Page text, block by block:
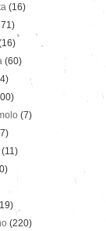
(16)
(60)
(7)
(11)
(220)